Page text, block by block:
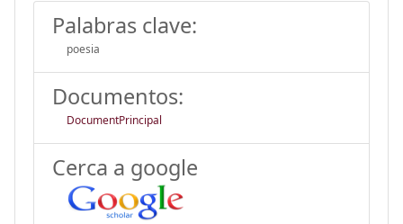
Palabras clave:
poesia
Documentos:
DocumentPrincipal
Cerca a google